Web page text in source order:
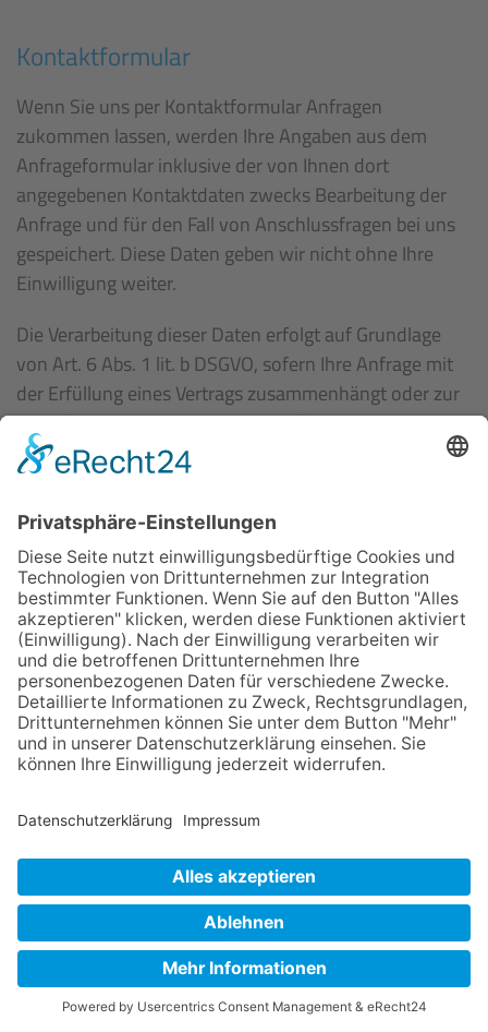
Kontaktformular
Wenn Sie uns per Kontaktformular Anfragen
zukommen lassen, werden Ihre Angaben aus dem
Anfrageformular inklusive der von Ihnen dort
angegebenen Kontaktdaten zwecks Bearbeitung der
Anfrage und für den Fall von Anschlussfragen bei uns
gespeichert. Diese Daten geben wir nicht ohne Ihre
Einwilligung weiter.
Die Verarbeitung dieser Daten erfolgt auf Grundlage
von Art. 6 Abs. 1 lit. b DSGVO, sofern Ihre Anfrage mit
der Erfüllung eines Vertrags zusammenhängt oder zur
Durchführung vorvertraglicher Maßnahmen
erforderlich ist. In allen übrigen Fällen beruht die
Verarbeitung auf unserem berechtigten Interesse an
der effektiven Bearbeitung der an uns gerichteten
Anfragen (Art. 6 Abs. 1 lit. f DSGVO) oder auf Ihrer
Einwilligung (Art. 6 Abs. 1 lit. a DSGVO) sofern diese
abgefragt wurde; die Einwilligung ist jederzeit
widerrufbar.
Die von Ihnen im Kontaktformular eingegebenen Daten
verbleiben bei uns, bis Sie uns zur Löschung
auffordern, Ihre Einwilligung zur Speicherung
widerrufen oder der Zweck für die Datenspeicherung
Anfrage). Zwingende gesetzliche Bestimmungen –
insbesondere Aufbewahrungsfristen – bleiben
unberührt.
Anfrage per E-Mail, Telefon oder Telefax
Wenn Sie uns per E-Mail, Telefon oder Telefax